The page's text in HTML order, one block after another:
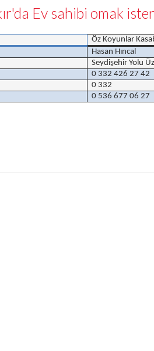
Ev sahibi omak
Öz Koyunlar
Hasan Hıncal
Seydişehir Yolu
0 332 426 27 42
0 332
0 536 677 06 27